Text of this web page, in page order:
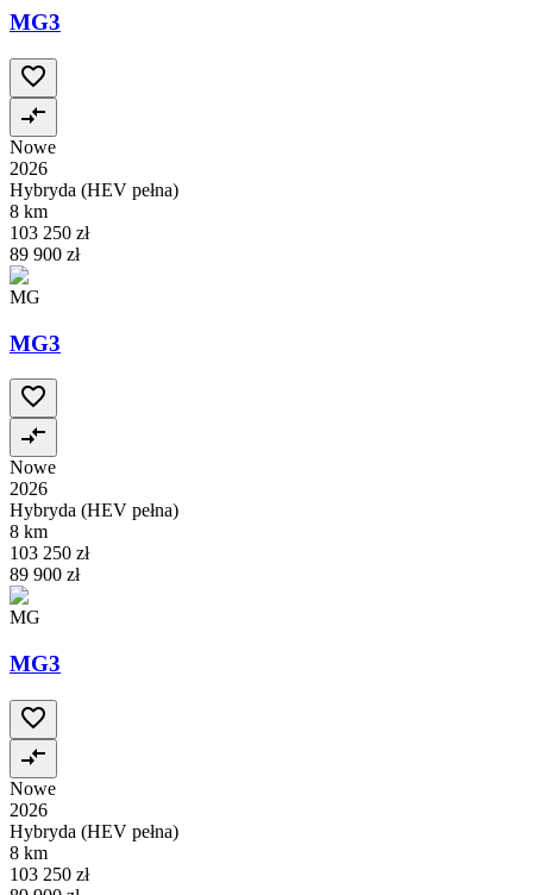
MG3
Nowe
2026
Hybryda (HEV pełna)
8 km
103 250 zł
89 900 zł
MG
MG3
Nowe
2026
Hybryda (HEV pełna)
8 km
103 250 zł
89 900 zł
MG
MG3
Nowe
2026
Hybryda (HEV pełna)
8 km
103 250 zł